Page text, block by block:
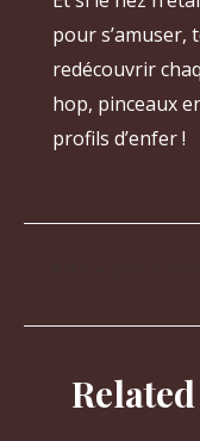
pour s’amuser,
redécouvrir
hop, pinceaux
profils d’enfer !